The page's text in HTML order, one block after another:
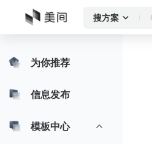
搜方案
为你推荐
信息发布
模板中心